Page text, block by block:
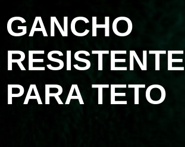
GANCHO
RESISTENTE
PARA TETO